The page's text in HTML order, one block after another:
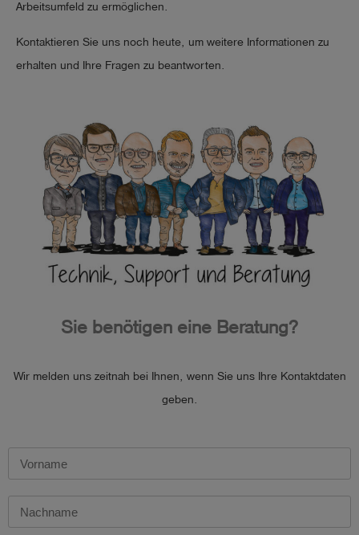
968/FSP 1940.05/21
IECEx BVS 21.0085X
Temperaturbereich: -20°C <= Ta <= +50°C
Arbeitsumfeld zu ermöglichen.
Kontaktieren Sie uns noch heute, um weitere Informationen zu
erhalten und Ihre Fragen zu beantworten.
Sie benötigen eine Beratung?
Wir melden uns zeitnah bei Ihnen, wenn Sie uns Ihre Kontaktdaten
geben.